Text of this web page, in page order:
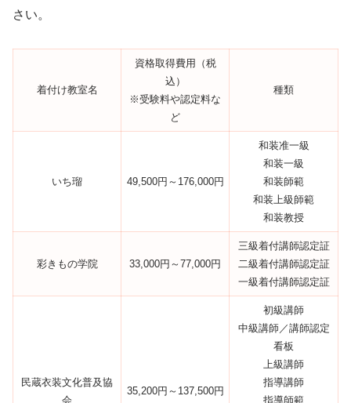
さい。
着付け教室名
資格取得費用（税
込）
※受験料や認定料な
ど
種類
いち瑠 49,500円～176,000円
和装准一級
和装一級
和装師範
和装上級師範
和装教授
彩きもの学院 33,000円～77,000円
三級着付講師認定証
二級着付講師認定証
一級着付講師認定証
民蔵衣装文化普及協
会
35,200円～137,500円
初級講師
中級講師／講師認定
看板
上級講師
指導講師
指導師範